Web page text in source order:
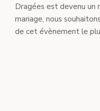
Dragées est devenu un
mariage, nous
de cet évènement le